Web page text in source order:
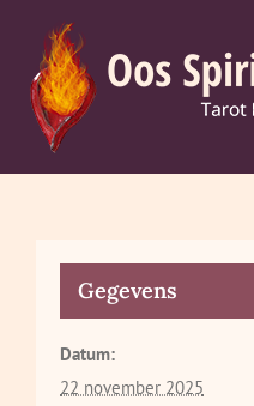
inhoud
Gegevens
Datum:
22 november 2025